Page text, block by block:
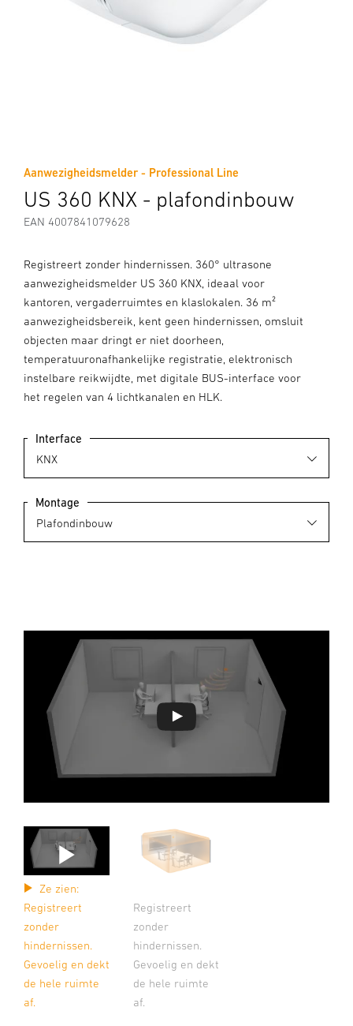
Aanwezigheidsmelder - Professional Line
US 360 KNX - plafondinbouw
EAN 4007841079628
Registreert zonder hindernissen. 360° ultrasone
aanwezigheidsmelder US 360 KNX, ideaal voor
kantoren, vergaderruimtes en klaslokalen. 36 m²
aanwezigheidsbereik, kent geen hindernissen, omsluit
objecten maar dringt er niet doorheen,
temperatuuronafhankelijke registratie, elektronisch
instelbare reikwijdte, met digitale BUS-interface voor
het regelen van 4 lichtkanalen en HLK.
Interface
Montage
Ze zien:
Registreert
zonder
hindernissen.
Gevoelig en dekt
de hele ruimte
af.
Registreert
zonder
hindernissen.
Gevoelig en dekt
de hele ruimte
af.